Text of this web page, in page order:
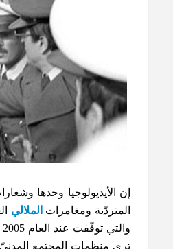
إن الأيديولوجيا وحدها
المتردّية ومغامرات الملالي
ترى منظمات المجتمع المدنيّ